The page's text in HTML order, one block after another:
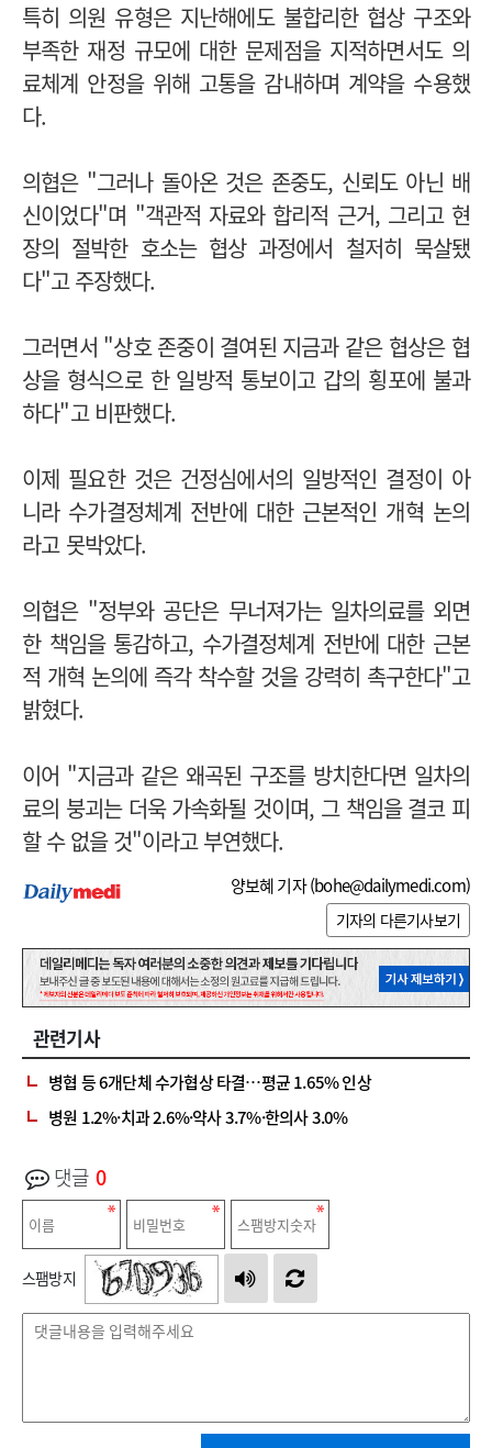
특히 의원 유형은 지난해에도 불합리한 협상 구조와
부족한 재정 규모에 대한 문제점을 지적하면서도 의
료체계 안정을 위해 고통을 감내하며 계약을 수용했
다.
의협은 "그러나 돌아온 것은 존중도, 신뢰도 아닌 배
신이었다"며 "객관적 자료와 합리적 근거, 그리고 현
장의 절박한 호소는 협상 과정에서 철저히 묵살됐
다"고 주장했다.
그러면서 "상호 존중이 결여된 지금과 같은 협상은 협
상을 형식으로 한 일방적 통보이고 갑의 횡포에 불과
하다"고 비판했다.
이제 필요한 것은 건정심에서의 일방적인 결정이 아
니라 수가결정체계 전반에 대한 근본적인 개혁 논의
라고 못박았다.
의협은 "정부와 공단은 무너져가는 일차의료를 외면
한 책임을 통감하고, 수가결정체계 전반에 대한 근본
적 개혁 논의에 즉각 착수할 것을 강력히 촉구한다"고
밝혔다.
이어 "지금과 같은 왜곡된 구조를 방치한다면 일차의
료의 붕괴는 더욱 가속화될 것이며, 그 책임을 결코 피
할 수 없을 것"이라고 부연했다.
양보혜 기자 (bohe@dailymedi.com)
기자의 다른기사보기
관련기사
병협 등 6개단체 수가협상 타결…평균 1.65% 인상
병원 1.2%·치과 2.6%·약사 3.7%·한의사 3.0%
댓글 0
스팸방지